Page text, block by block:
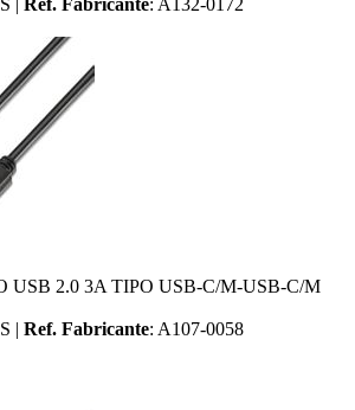
| Ref. Fabricante: A132-0172
USB 2.0 3A TIPO USB-C/M-USB-C/M
| Ref. Fabricante: A107-0058